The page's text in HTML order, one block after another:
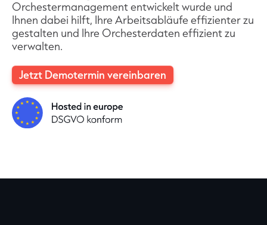
Orchestermanagement entwickelt wurde und
Ihnen dabei hilft, Ihre Arbeitsabläufe effizienter zu
gestalten und Ihre Orchesterdaten effizient zu
verwalten.
Jetzt Demotermin vereinbaren